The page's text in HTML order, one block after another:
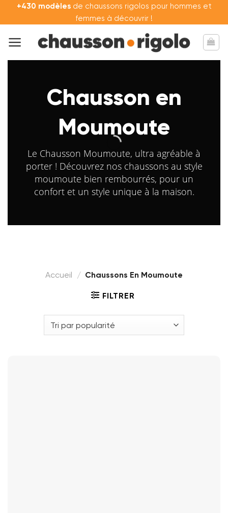
Passer+430 modèlesde chaussons rigolos pour hommes et
femmes à découvrir !
Chausson en
Moumoute
Le Chausson Moumoute, ultra agréable à
porter ! Découvrez nos chaussons au style
moumoute bien rembourrés, pour un
confort et un style unique à la maison.
Accueil / Chaussons En Moumoute
FILTRER